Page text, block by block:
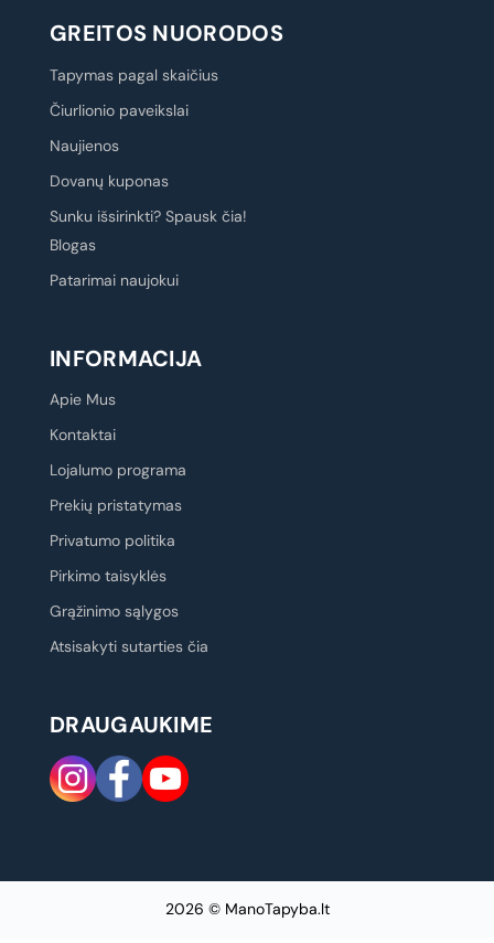
GREITOS NUORODOS
Tapymas pagal skaičius
Čiurlionio paveikslai
Naujienos
Dovanų kuponas
Sunku išsirinkti? Spausk čia!
Blogas
Patarimai naujokui
INFORMACIJA
Apie Mus
Kontaktai
Lojalumo programa
Prekių pristatymas
Privatumo politika
Pirkimo taisyklės
Grąžinimo sąlygos
Atsisakyti sutarties čia
DRAUGAUKIME
2026 © ManoTapyba.lt